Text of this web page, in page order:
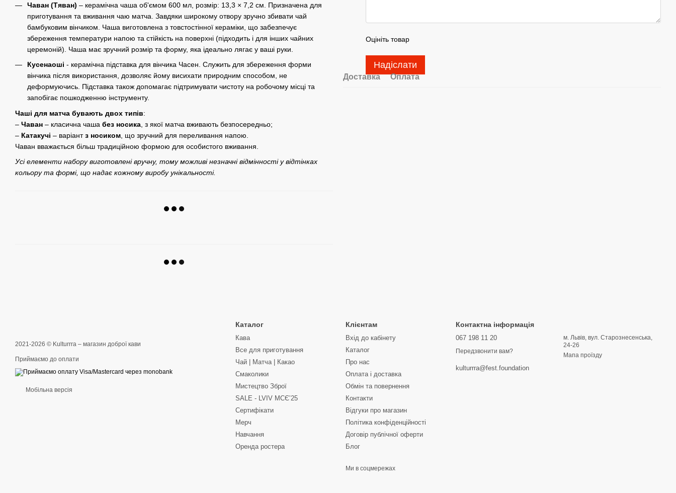
Чаван (Тяван) – керамічна чаша об'ємом 600 мл, розмір: 13,3 × 7,2 см. Призначена для
приготування та вживання чаю матча. Завдяки широкому отвору зручно збивати чай
бамбуковим вінчиком. Чаша виготовлена з товстостінної кераміки, що забезпечує
збереження температури напою та стійкість на поверхні (підходить і для інших чайних
церемоній). Чаша має зручний розмір та форму, яка ідеально лягає у ваші руки.
Кусенаоші - керамічна підставка для вінчика Часен. Служить для збереження форми
вінчика після використання, дозволяє йому висихати природним способом, не
деформуючись. Підставка також допомагає підтримувати чистоту на робочому місці та
запобігає пошкодженню інструменту.
Чаші для матча бувають двох типів:
– Чаван – класична чаша без носика , з якої матча вживають безпосередньо;
– Катакучі – варіантз носиком , що зручний для переливання напою.
Чаван вважається більш традиційною формою для особистого вживання.
Усі елементи набору виготовлені вручну, тому можливі незначні відмінності у відтінках
кольору та формі, що надає кожному виробу унікальності.
Оцініть товар
Надіслати
Доставка Оплата
2021-2026 © Kulturrra – магазин доброї кави
Приймаємо до оплати
Мобільна версія
Каталог
Кава
Все для приготування
Чай | Матча | Какао
Смаколики
Мистецтво Зброї
SALE - LVIV MCЄʼ25
Сертифікати
Мерч
Навчання
Оренда ростера
Клієнтам
Вхід до кабінету
Каталог
Про нас
Оплата і доставка
Обмін та повернення
Контакти
Відгуки про магазин
Політика конфіденційності
Договір публічної оферти
Блог
Ми в соцмережах
Контактна інформація
067 198 11 20
Передзвонити вам?
kulturrra@fest.foundation
м. Львів, вул. Старознесенська,
24-26
Мапа проїзду